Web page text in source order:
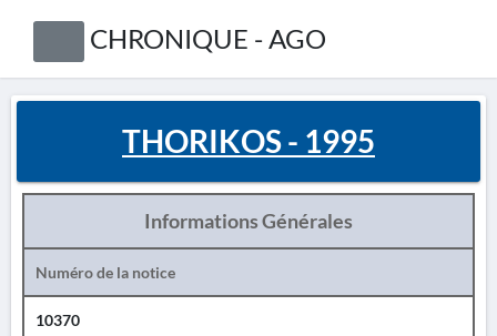
CHRONIQUE - AGO
THORIKOS - 1995
Informations Générales
Numéro de la notice
10370